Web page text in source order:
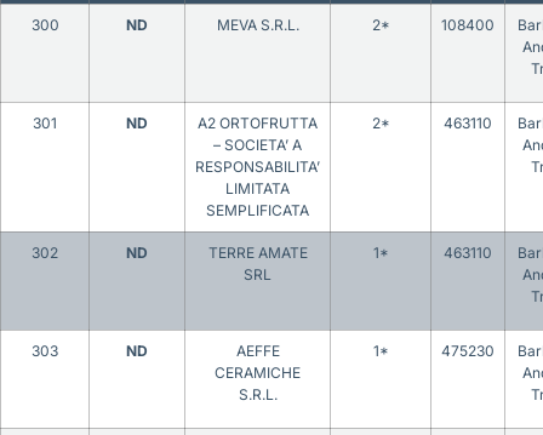
300 ND MEVA S.R.L. 2* 108400
301 ND
A2 ORTOFRUTTA
– SOCIETA’ A
RESPONSABILITA’
LIMITATA
SEMPLIFICATA
2* 463110
302 ND
TERRE AMATE
SRL
1* 463110
303 ND
AEFFE
CERAMICHE
S.R.L.
1* 475230